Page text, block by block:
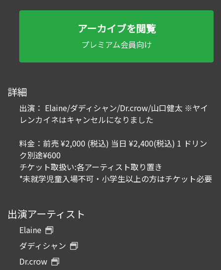
アーカイブを閲覧
プレミアム会員向け
詳細
出演： Elaine/ダディシャン/Dr.crow/山口健太 ※ヤイ
レンカイネはキャンセルになりました
料金：前売 ¥2,000 (税込) 当日 ¥2,400(税込) 1 ドリン
ク別途¥600
チケット取扱い:各アーティスト取り置き
*未就学児童入場不可・小学生以上の方はチケット必要
出演アーティスト
Elaine
ダディシャン
Dr.crow